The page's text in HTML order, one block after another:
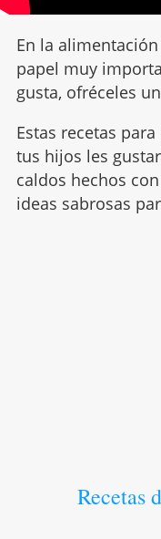
En la
papel muy
gusta, ofréceles
Estas recetas
tus hijos les
caldos hechos
ideas sabrosas
Recetas